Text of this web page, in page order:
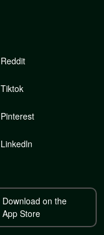
Reddit
Tiktok
Pinterest
Linkedln
Download on the
App Store